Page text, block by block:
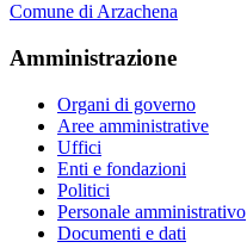
Comune di Arzachena
Amministrazione
Organi di governo
Aree amministrative
Uffici
Enti e fondazioni
Politici
Personale amministrativo
Documenti e dati